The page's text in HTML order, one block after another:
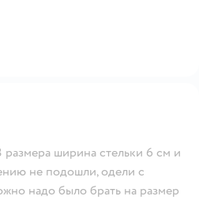
ширина стельки 6 см и
не подошли, одели с
надо было брать на размер